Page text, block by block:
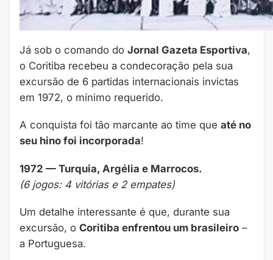
Já sob o comando do Jornal Gazeta Esportiva,
o Coritiba recebeu a condecoração pela sua
excursão de 6 partidas internacionais invictas
em 1972, o mínimo requerido.
A conquista foi tão marcante ao time que até no
seu hino foi incorporada!
1972 — Turquia, Argélia e Marrocos.
(6 jogos: 4 vitórias e 2 empates)
Um detalhe interessante é que, durante sua
excursão, o Coritiba enfrentou um brasileiro –
a Portuguesa.